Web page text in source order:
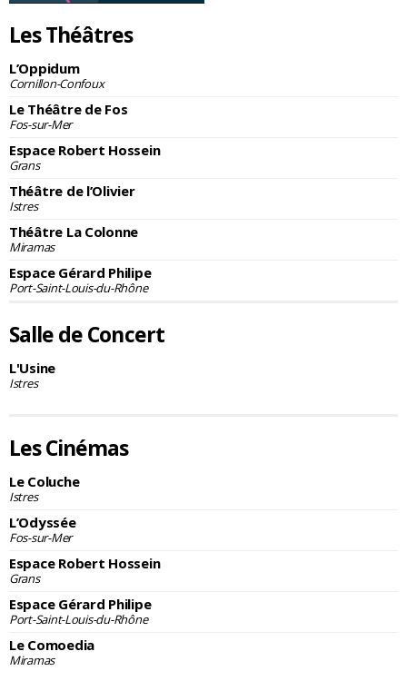
Les Théâtres
L’Oppidum
Cornillon-Confoux
Le Théâtre de Fos
Fos-sur-Mer
Espace Robert Hossein
Grans
Théâtre de l’Olivier
Istres
Théâtre La Colonne
Miramas
Espace Gérard Philipe
Port-Saint-Louis-du-Rhône
Salle de Concert
L'Usine
Istres
Les Cinémas
Le Coluche
Istres
L’Odyssée
Fos-sur-Mer
Espace Robert Hossein
Grans
Espace Gérard Philipe
Port-Saint-Louis-du-Rhône
Le Comoedia
Miramas